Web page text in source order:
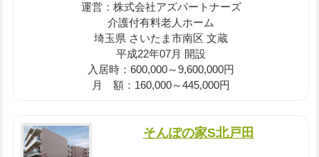
運営：株式会社アズパートナーズ
介護付有料老人ホーム
埼玉県 さいたま市南区 文蔵
平成22年07月 開設
入居時：600,000～9,600,000円
月 額：160,000～445,000円
そんぽの家S北戸田